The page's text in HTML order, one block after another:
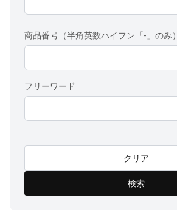
商品番号（半角英数ハイフン「-」のみ）
フリーワード
クリア
検索